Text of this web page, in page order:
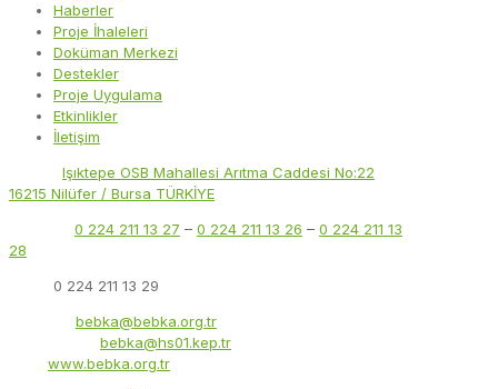
Haberler
Proje İhaleleri
Doküman Merkezi
Destekler
Proje Uygulama
Etkinlikler
İletişim
Işıktepe OSB Mahallesi Arıtma Caddesi No:22
16215 Nilüfer / Bursa TÜRKİYE
0 224 211 13 27 – 0 224 211 13 26 – 0 224 211 13
28
0 224 211 13 29
bebka@bebka.org.tr
bebka@hs01.kep.tr
www.bebka.org.tr